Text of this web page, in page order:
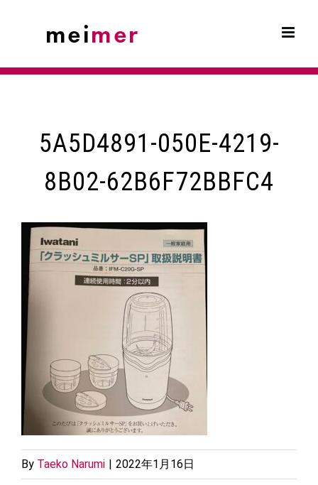
5A5D4891-050E-4219-
8B02-62B6F72BBFC4
By Taeko Narumi | 2022年1月16日